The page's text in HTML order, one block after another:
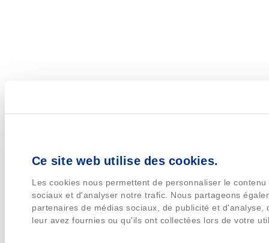
Ce site web utilise des cookies.
Les cookies nous permettent de personnaliser le
sociaux et d'analyser notre trafic. Nous partageons
partenaires de médias sociaux, de publicité et
leur avez fournies ou qu'ils ont collectées lors de votre